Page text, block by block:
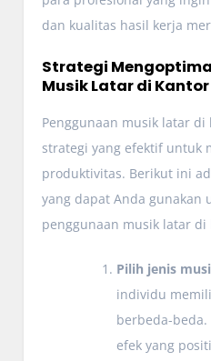
dan kualitas hasil kerja
Strategi
Musik Latar di Kantor
Penggunaan musik latar
strategi yang efektif untuk
produktivitas. Berikut ini
yang dapat Anda gunakan
penggunaan musik latar di
Pilih jenis
individu
berbeda-
efek yang